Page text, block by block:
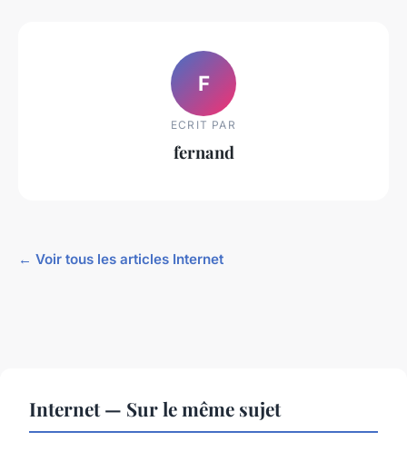
F
ECRIT PAR
fernand
← Voir tous les articles Internet
Internet — Sur le même sujet